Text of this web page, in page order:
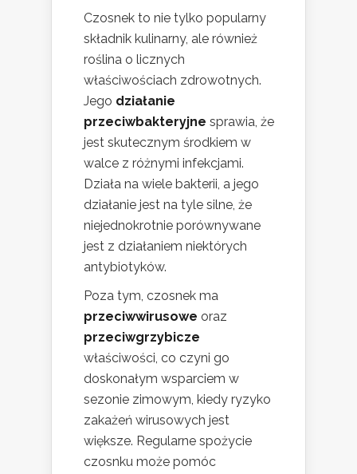
Czosnek to nie tylko popularny
składnik kulinarny, ale również
roślina o licznych
właściwościach zdrowotnych.
Jego działanie
przeciwbakteryjne sprawia, że
jest skutecznym środkiem w
walce z różnymi infekcjami.
Działa na wiele bakterii, a jego
działanie jest na tyle silne, że
niejednokrotnie porównywane
jest z działaniem niektórych
antybiotyków.
Poza tym, czosnek ma
przeciwwirusowe oraz
przeciwgrzybicze
właściwości, co czyni go
doskonałym wsparciem w
sezonie zimowym, kiedy ryzyko
zakażeń wirusowych jest
większe. Regularne spożycie
czosnku może pomóc